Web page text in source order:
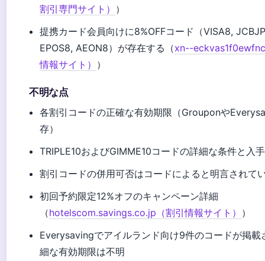
割引専門サイト） ）
提携カード会員向けに8%OFFコード（VISA8,
EPOS8, AEON8）が存在する（xn--
情報サイト） ）
不明な点
各割引コードの正確な有効期限（Grouponや
存）
TRIPLE10およびGIMME10コードの詳細な条件と入
割引コードの併用可否はコードによると明言されて
初回予約限定12%オフのキャンペーン詳細
（hotelscom.savings.co.jp（割引情報サイト） ）
Everysavingでアイルランド向け9件のコードが掲載
細な有効期限は不明